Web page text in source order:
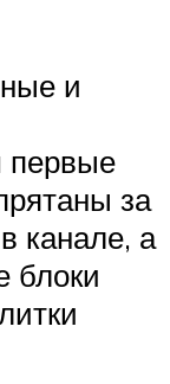
и
первые
за
канале, а
блоки